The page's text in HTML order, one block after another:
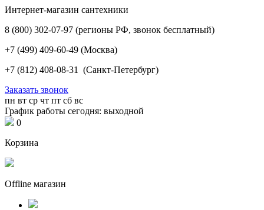
Интернет-магазин сантехники
8 (800) 302-07-97 (регионы РФ, звонок бесплатный)
+7 (499) 409-60-49 (Москва)
+7 (812) 408-08-31 (Санкт-Петербург)
Заказать звонок
пн вт ср чт пт сб вс
График работы сегодня: выходной
0
Корзина
Offline магазин